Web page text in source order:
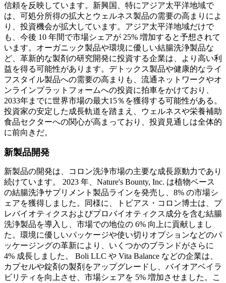
信頼を反映しています。新興国、特にアジア太平洋地域で
は、可処分所得の拡大とウェルネス製品の需要の高まりによ
り、投資機会が拡大しています。アジア太平洋地域だけで
も、今後 10 年間で市場シェアが 25% 増加すると予想されて
います。オーガニック製品や環境に優しい結腸洗浄製品な
ど、革新的な製剤の研究開発に投資する企業は、より高い利
益を得る可能性があります。デトックス製品や健康的なライ
フスタイル製品への需要の高まりも、流通ネットワークやオ
ンラインプラットフォームへの投資に拍車をかけており、
2033年までに世界市場の最大15％を獲得する可能性がある。
投資家の安定した成長軌道を踏まえ、ウェルネスや栄養補助
食品セクターへの関心が高まっており、投資見通しは全体的
に前向きだ。
新製品開発
新製品の開発は、コロン洗浄市場の主要な成長原動力であり
続けています。 2023 年、Nature's Bounty, Inc. は植物ベース
の結腸洗浄サプリメント製品ラインを発売し、8% の市場シ
ェアを獲得しました。同様に、トビアス・コロン博士は、プ
レバイオティクスおよびプロバイオティクス成分を含む結腸
洗浄製品を導入し、市場での地位の 6% 向上に貢献しまし
た。環境に優しいパッケージや使い切りオプションなどのパ
ッケージングの革新により、いくつかのブランドがさらに
4% 成長しました。 Boli LLC や Vita Balance などの企業は、
カプセルや錠剤の製剤をアップグレードし、バイオアベイラ
ビリティを向上させ、市場シェアを 5% 増加させました。こ